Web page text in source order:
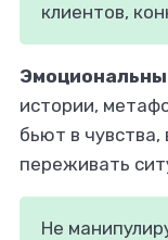
клиентов,
истории,
бьют в
переживать
Не